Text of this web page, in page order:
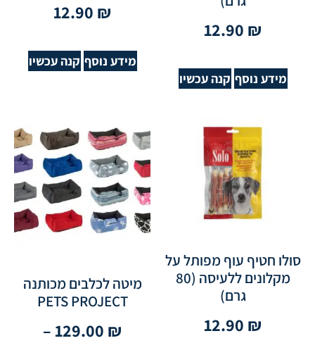
12.90 ₪
מידע נוסף קנה עכשיו
12.90 ₪
מידע נוסף קנה עכשיו
סולו חטיף עוף מפותל על
מקלונים ללעיסה (80
גרם)
12.90 ₪
מיטה לכלבים מכותנה
PETS PROJECT
129.00 ₪
–